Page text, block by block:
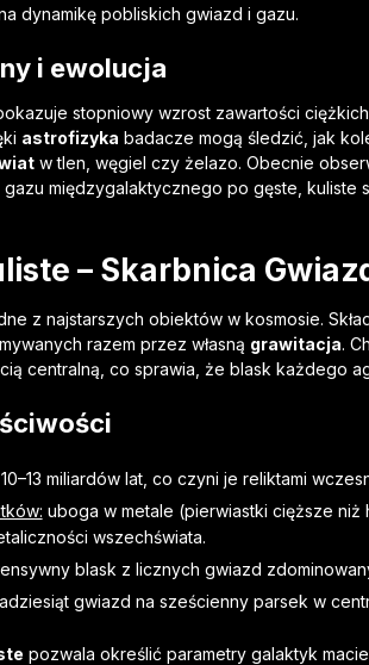
dynamikę pobliskich gwiazd i gazu.
i ewolucja
stopniowy wzrost zawartości
astrofizyka badacze mogą śledzić, jak
w tlen, węgiel czy żelazo. Obecnie
międzygalaktycznego po gęste, kuliste
– Skarbnica
z najstarszych obiektów w kosmosie.
razem przez własną grawitacja.
centralną, co sprawia, że blask każdego
miliardów lat, co czyni je reliktami
uboga w metale (pierwiastki cięższe niż
wszechświata.
blask z licznych gwiazd
gwiazd na sześcienny parsek w
pozwala określić parametry galaktyk